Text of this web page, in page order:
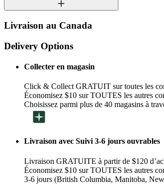
Livraison au Canada
Delivery Options
Collecter en magasin
Click & Collect GRATUIT sur toutes les
Économisez $10 sur TOUTES les autres
Choisissez parmi plus de 40 magasins à
Livraison avec Suivi 3-6 jours ouvrables
Livraison GRATUITE à partir de $120
Économisez $10 sur TOUTES les autres
3-6 jours (British Columbia, Manitoba,